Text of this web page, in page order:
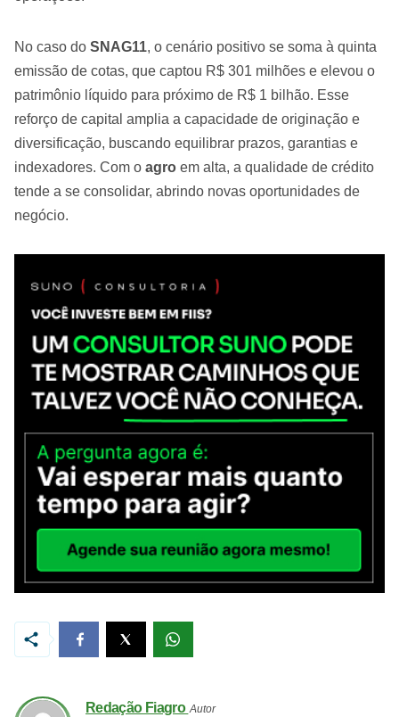
No caso do SNAG11, o cenário positivo se soma à quinta
emissão de cotas, que captou R$ 301 milhões e elevou o
patrimônio líquido para próximo de R$ 1 bilhão. Esse
reforço de capital amplia a capacidade de originação e
diversificação, buscando equilibrar prazos, garantias e
indexadores. Com o agro em alta, a qualidade de crédito
tende a se consolidar, abrindo novas oportunidades de
negócio.
Redação Fiagro Autor